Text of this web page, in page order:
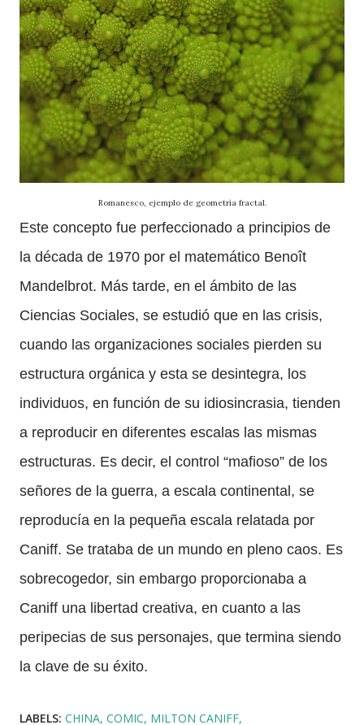
Romanesco, ejemplo de geometría fractal.
Este concepto fue perfeccionado a principios de
la década de 1970 por el matemático Benoît
Mandelbrot. Más tarde, en el ámbito de las
Ciencias Sociales, se estudió que en las crisis,
cuando las organizaciones sociales pierden su
estructura orgánica y esta se desintegra, los
individuos, en función de su idiosincrasia, tienden
a reproducir en diferentes escalas las mismas
estructuras. Es decir, el control “mafioso” de los
señores de la guerra, a escala continental, se
reproducía en la pequeña escala relatada por
Caniff. Se trataba de un mundo en pleno caos. Es
sobrecogedor, sin embargo proporcionaba a
Caniff una libertad creativa, en cuanto a las
peripecias de sus personajes, que termina siendo
la clave de su éxito.
LABELS: CHINA COMIC MILTON CANIFF